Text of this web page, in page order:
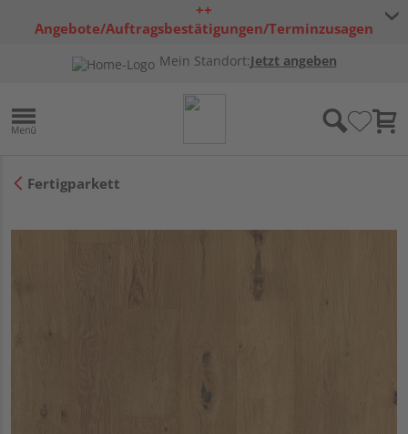
++
Angebote/Auftragsbestätigungen/Terminzusagen
Mein Standort:Jetzt angeben
Fertigparkett